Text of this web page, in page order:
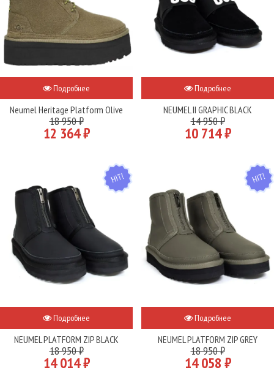
Подробнее
Neumel Heritage Platform Olive
18 950 ₽
12 364 ₽
Подробнее
NEUMEL II GRAPHIC BLACK
14 950 ₽
10 714 ₽
HIT
Подробнее
NEUMEL PLATFORM ZIP BLACK
18 950 ₽
14 014 ₽
HIT
Подробнее
NEUMEL PLATFORM ZIP GREY
18 950 ₽
14 058 ₽